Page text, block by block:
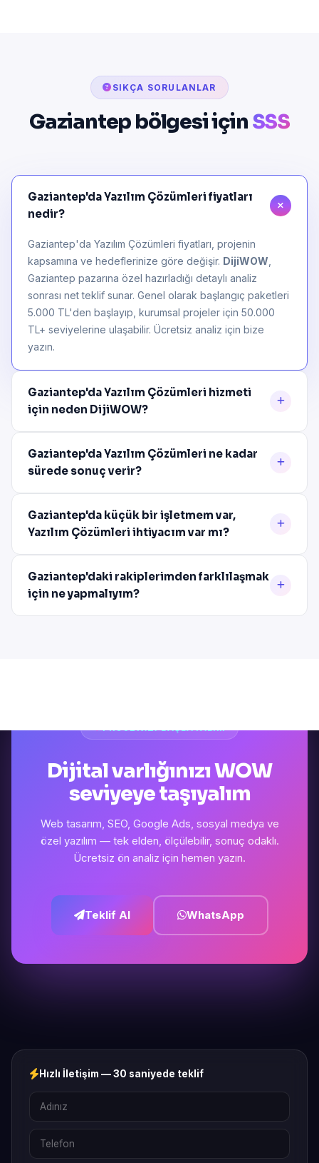
SIKÇA SORULANLAR
Gaziantep bölgesi için SSS
Gaziantep'da Yazılım Çözümleri fiyatları
nedir?
Gaziantep'da Yazılım Çözümleri fiyatları, projenin
kapsamına ve hedeflerinize göre değişir. DijiWOW
Gaziantep pazarına özel hazırladığı detaylı analiz
sonrası net teklif sunar. Genel olarak başlangıç paketleri
5.000 TL'den başlayıp, kurumsal projeler için 50.000
TL+ seviyelerine ulaşabilir. Ücretsiz analiz için bize
yazın.
Gaziantep'da Yazılım Çözümleri hizmeti
için neden DijiWOW?
Gaziantep'da Yazılım Çözümleri ne kadar
sürede sonuç verir?
Gaziantep'da küçük bir işletmem var,
Yazılım Çözümleri ihtiyacım var mı?
Gaziantep'daki rakiplerimden farklılaşmak
için ne yapmalıyım?
Dijital varlığınızı WOW
seviyeye taşıyalım
Web tasarım, SEO, Google Ads, sosyal medya ve
özel yazılım — tek elden, ölçülebilir, sonuç odaklı.
Ücretsiz ön analiz için hemen yazın.
Teklif Al WhatsApp
Hızlı İletişim — 30 saniyede teklif